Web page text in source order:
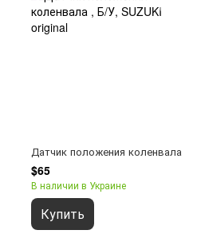
Датчик положения коленвала
$65
В наличии в Украине
Купить